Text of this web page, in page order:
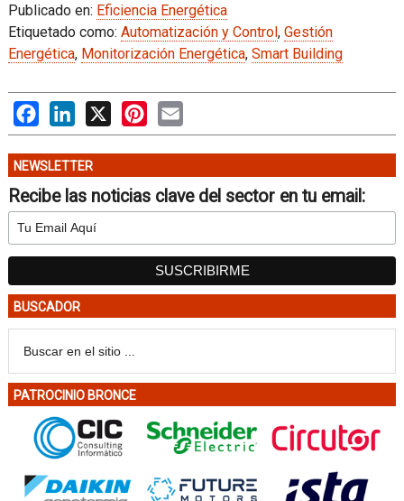
Publicado en: Eficiencia Energética
Etiquetado como: Automatización y Control, Gestión
Energética, Monitorización Energética, Smart Building
FacebookLinkedIn
X PinterestEmail
NEWSLETTER
Recibe las noticias clave del sector en tu email:
BUSCADOR
PATROCINIO BRONCE